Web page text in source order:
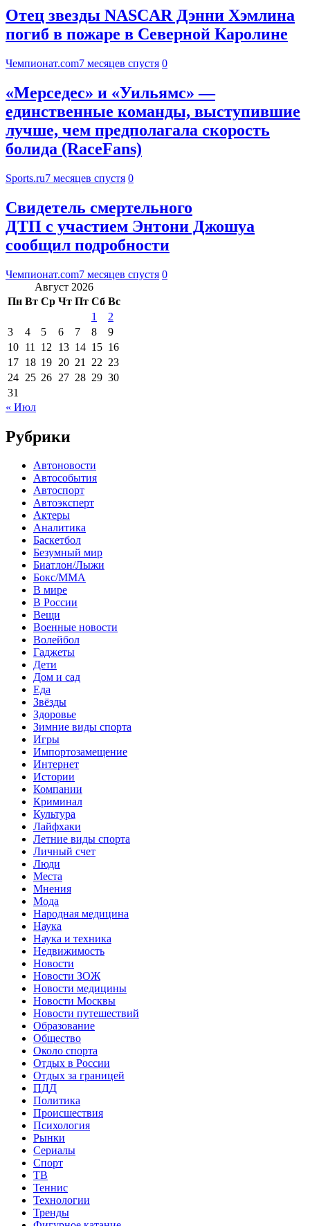
Отец звезды NASCAR Дэнни Хэмлина
погиб в пожаре в Северной Каролине
Чемпионат.com7 месяцев спустя 0
«Мерседес» и «Уильямс» —
единственные команды, выступившие
лучше, чем предполагала скорость
болида (RaceFans)
Sports.ru7 месяцев спустя 0
Свидетель смертельного
ДТП с участием Энтони Джошуа
сообщил подробности
Чемпионат.com7 месяцев спустя 0
Август 2026
Пн Вт Ср Чт Пт Сб Вс
1
2
3
4 5 6 7 8
9
10 11 12 13 14 15 16
17 18 19 20 21 22 23
24 25 26 27 28 29 30
31
« Июл
Рубрики
Автоновости
Автособытия
Автоспорт
Автоэксперт
Актеры
Аналитика
Баскетбол
Безумный мир
Биатлон/Лыжи
Бокс/MMA
В мире
В России
Вещи
Военные новости
Волейбол
Гаджеты
Дети
Дом и сад
Еда
Звёзды
Здоровье
Зимние виды спорта
Игры
Импортозамещение
Интернет
Истории
Компании
Криминал
Культура
Лайфхаки
Летние виды спорта
Личный счет
Люди
Места
Мнения
Мода
Народная медицина
Наука
Наука и техника
Недвижимость
Новости
Новости ЗОЖ
Новости медицины
Новости Москвы
Новости путешествий
Образование
Общество
Около спорта
Отдых в России
Отдых за границей
ПДД
Политика
Происшествия
Психология
Рынки
Сериалы
Спорт
ТВ
Теннис
Технологии
Тренды